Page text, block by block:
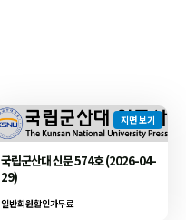
지면 보기
국립군산대 신문 574호 (2026-04-
29)
일반회원할인가무료